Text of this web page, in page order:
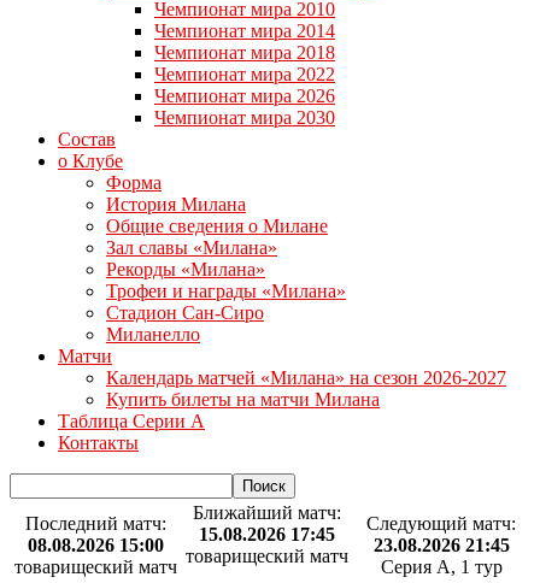
Чемпионат мира 2010
Чемпионат мира 2014
Чемпионат мира 2018
Чемпионат мира 2022
Чемпионат мира 2026
Чемпионат мира 2030
Состав
о Клубе
Форма
История Милана
Общие сведения о Милане
Зал славы «Милана»
Рекорды «Милана»
Трофеи и награды «Милана»
Стадион Сан-Сиро
Миланелло
Матчи
Календарь матчей «Милана» на сезон 2026-2027
Купить билеты на матчи Милана
Таблица Серии А
Контакты
Последний матч:
08.08.2026 15:00
товарищеский матч
Ближайший матч:
15.08.2026 17:45
товарищеский матч
Следующий матч:
23.08.2026 21:45
Серия А, 1 тур